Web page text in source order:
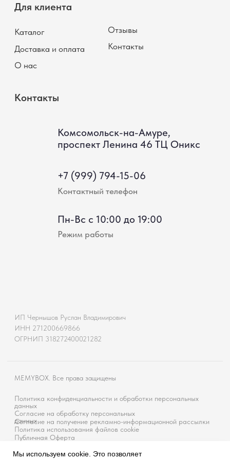
Мы используем cookie. Это позволяет